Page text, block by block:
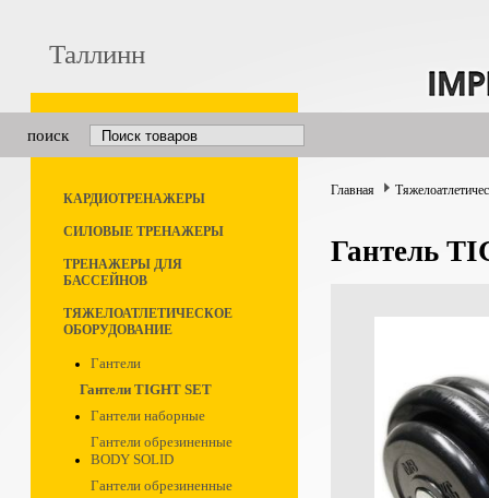
Таллинн
поиск
КАРДИОТРЕНАЖЕРЫ
СИЛОВЫЕ ТРЕНАЖЕРЫ
ТРЕНАЖЕРЫ ДЛЯ
БАССЕЙНОВ
ТЯЖЕЛОАТЛЕТИЧЕСКОЕ
ОБОРУДОВАНИЕ
Гантели
Гантели TIGHT SET
Гантели наборные
Гантели обрезиненные
BODY SOLID
Гантели обрезиненные
Главная
Гантель